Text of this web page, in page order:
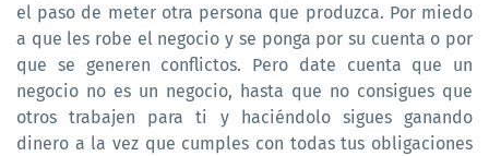
el paso de meter otra persona que produzca. Por miedo
a que les robe el negocio y se ponga por su cuenta o por
que se generen conflictos. Pero date cuenta que un
negocio no es un negocio, hasta que no consigues que
otros trabajen para ti y haciéndolo sigues ganando
dinero a la vez que cumples con todas tus obligaciones